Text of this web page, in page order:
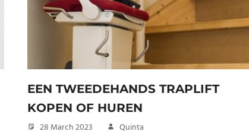
EEN TWEEDEHANDS TRAPLIFT
KOPEN OF HUREN
28 March 2023 Quinta